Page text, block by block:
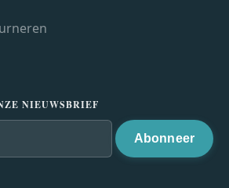
NIEUWSBRIEF
Abonneer